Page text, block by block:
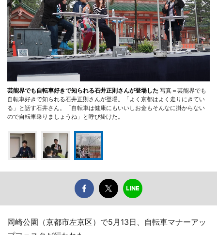
芸能界でも自転車好きで知られる石井正則さんが登場した 写真＝芸能界でも
自転車好きで知られる石井正則さんが登場。「よく京都はよく走りにきてい
る」と話す石井さん。「自転車は健康にもいいしお金もそんなに掛からない
ので自転車乗りましょうね」と呼び掛けた。
岡崎公園（京都市左京区）で5月13日、自転車マナーアッ